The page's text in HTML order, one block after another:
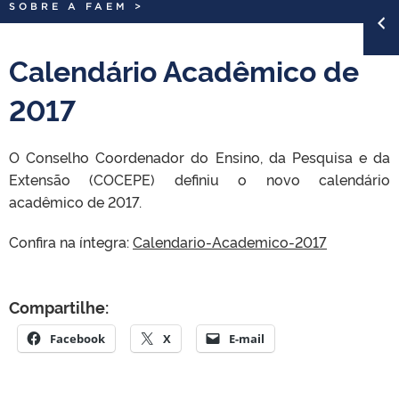
INTERNACIONAL
PORTARIAS
TELEFONES
SOBRE A FAEM >
Calendário Acadêmico de
2017
O Conselho Coordenador do Ensino, da Pesquisa e da
Extensão (COCEPE) definiu o novo calendário
acadêmico de 2017.
Confira na íntegra:Calendario-Academico-2017
Compartilhe:
Facebook X E-mail